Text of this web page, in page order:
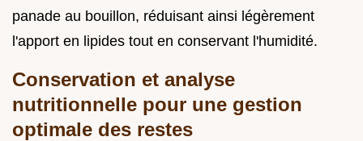
panade au bouillon, réduisant ainsi légèrement
l'apport en lipides tout en conservant l'humidité.
Conservation et analyse
nutritionnelle pour une gestion
optimale des restes